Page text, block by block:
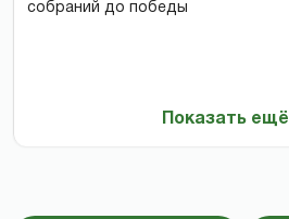
собраний до победы
Показать ещё